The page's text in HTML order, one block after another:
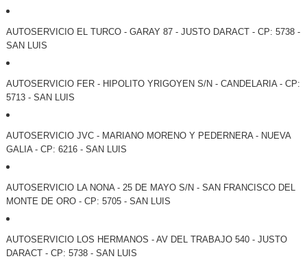
AUTOSERVICIO EL TURCO - GARAY 87 - JUSTO DARACT - CP: 5738 -
SAN LUIS
AUTOSERVICIO FER - HIPOLITO YRIGOYEN S/N - CANDELARIA - CP:
5713 - SAN LUIS
AUTOSERVICIO JVC - MARIANO MORENO Y PEDERNERA - NUEVA
GALIA - CP: 6216 - SAN LUIS
AUTOSERVICIO LA NONA - 25 DE MAYO S/N - SAN FRANCISCO DEL
MONTE DE ORO - CP: 5705 - SAN LUIS
AUTOSERVICIO LOS HERMANOS - AV DEL TRABAJO 540 - JUSTO
DARACT - CP: 5738 - SAN LUIS